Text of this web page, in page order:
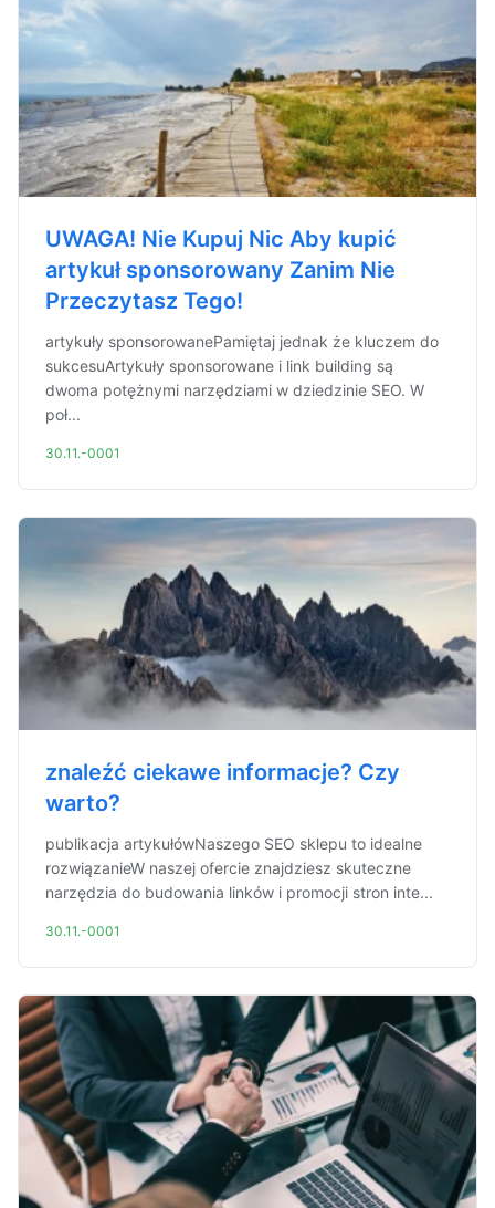
UWAGA! Nie Kupuj Nic Aby kupić
artykuł sponsorowany Zanim Nie
Przeczytasz Tego!
artykuły sponsorowanePamiętaj jednak że kluczem do
sukcesuArtykuły sponsorowane i link building są
dwoma potężnymi narzędziami w dziedzinie SEO. W
poł...
30.11.-0001
znaleźć ciekawe informacje? Czy
warto?
publikacja artykułówNaszego SEO sklepu to idealne
rozwiązanieW naszej ofercie znajdziesz skuteczne
narzędzia do budowania linków i promocji stron inte...
30.11.-0001